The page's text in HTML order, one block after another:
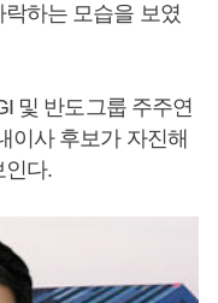
하는 모습을 보였
및 반도그룹 주주연
이사 후보가 자진해
인다.